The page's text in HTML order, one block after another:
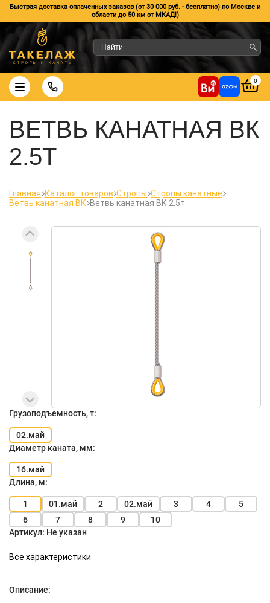
Быстрая доставка оплаченных заказов (от 30 000 руб. - бесплатно) по Москве и
области до 50 км от МКАД!)
0
ВЕТВЬ КАНАТНАЯ ВК
2.5Т
Главная Каталог товаров Стропы Стропы канатные
Ветвь канатная ВК Ветвь канатная ВК 2.5т
Грузоподъемность, т:
02.май
Диаметр каната, мм:
16.май
Длина, м:
1 01.май 2 02.май 3 4
5
6
7 8 9
10
Артикул: Не указан
Все характеристики
Описание: